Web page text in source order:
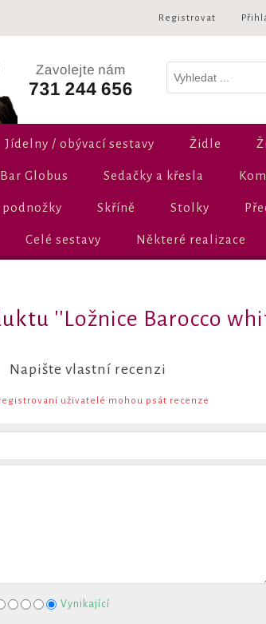
Registrovat
Jídelny / obývací sestavy Židle
Bar Globus Sedačky a křesla
podnožky Skříně Stolky
Celé sestavy Některé realizace
Ložnice Barocco
Napište vlastní recenzi
uživatelé mohou psát recenze
Vynikající